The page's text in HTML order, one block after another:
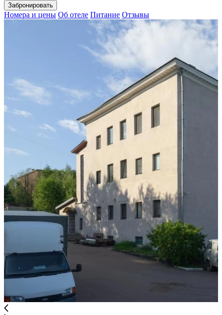
Забронировать
Номера и цены Об отеле Питание Отзывы